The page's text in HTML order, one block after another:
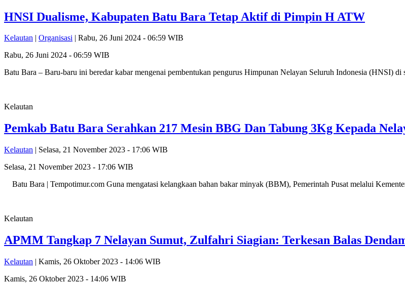
HNSI Dualisme, Kabupaten Batu Bara Tetap Aktif di Pimpin H ATW
Kelautan | Organisasi | Rabu, 26 Juni 2024 - 06:59 WIB
Rabu, 26 Juni 2024 - 06:59 WIB
Batu Bara – Baru-baru ini beredar kabar mengenai pembentukan pengurus Himpunan Nelayan Seluruh Indonesia (HNSI)
Kelautan
Pemkab Batu Bara Serahkan 217 Mesin BBG Dan Tabung 3Kg Kepada
Kelautan | Selasa, 21 November 2023 - 17:06 WIB
Selasa, 21 November 2023 - 17:06 WIB
Batu Bara | Tempotimur.com Guna mengatasi kelangkaan bahan bakar minyak (BBM), Pemerintah Pusat melalui
Kelautan
APMM Tangkap 7 Nelayan Sumut, Zulfahri Siagian: Terkesan Balas
Kelautan | Kamis, 26 Oktober 2023 - 14:06 WIB
Kamis, 26 Oktober 2023 - 14:06 WIB